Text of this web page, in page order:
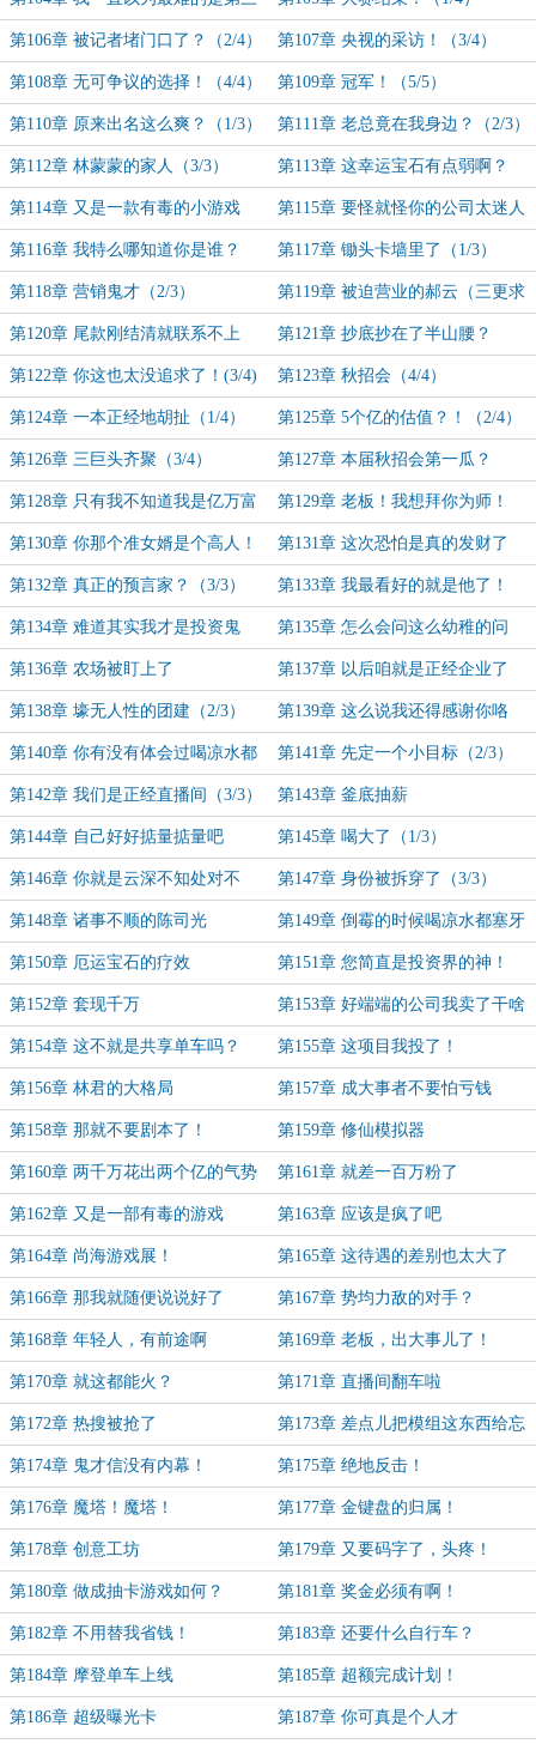
题来着
第106章 被记者堵门口了？（2/4） 第107章 央视的采访！（3/4）
第108章 无可争议的选择！（4/4） 第109章 冠军！（5/5）
第110章 原来出名这么爽？（1/3） 第111章 老总竟在我身边？（2/3）
第112章 林蒙蒙的家人（3/3） 第113章 这幸运宝石有点弱啊？
（1/4）
第114章 又是一款有毒的小游戏
（2/4）
第115章 要怪就怪你的公司太迷人
了（3/4）
第116章 我特么哪知道你是谁？
（4/4）
第117章 锄头卡墙里了（1/3）
第118章 营销鬼才（2/3） 第119章 被迫营业的郝云（三更求
月票！）
第120章 尾款刚结清就联系不上
了？（1/4）
第121章 抄底抄在了半山腰？
（2/4）
第122章 你这也太没追求了！(3/4) 第123章 秋招会（4/4）
第124章 一本正经地胡扯（1/4） 第125章 5个亿的估值？！（2/4）
第126章 三巨头齐聚（3/4） 第127章 本届秋招会第一瓜？
（4/4）
第128章 只有我不知道我是亿万富
翁？
第129章 老板！我想拜你为师！
第130章 你那个准女婿是个高人！
（1/3）
第131章 这次恐怕是真的发财了
（2/3）
第132章 真正的预言家？（3/3） 第133章 我最看好的就是他了！
第134章 难道其实我才是投资鬼
才？
第135章 怎么会问这么幼稚的问
题？
第136章 农场被盯上了 第137章 以后咱就是正经企业了
（1/3）
第138章 壕无人性的团建（2/3） 第139章 这么说我还得感谢你咯
（3/3）
第140章 你有没有体会过喝凉水都
塞牙的感觉？（1/3）
第141章 先定一个小目标（2/3）
第142章 我们是正经直播间（3/3） 第143章 釜底抽薪
第144章 自己好好掂量掂量吧 第145章 喝大了（1/3）
第146章 你就是云深不知处对不
对？（2/3）
第147章 身份被拆穿了（3/3）
第148章 诸事不顺的陈司光 第149章 倒霉的时候喝凉水都塞牙
第150章 厄运宝石的疗效 第151章 您简直是投资界的神！
第152章 套现千万 第153章 好端端的公司我卖了干啥
第154章 这不就是共享单车吗？ 第155章 这项目我投了！
第156章 林君的大格局 第157章 成大事者不要怕亏钱
第158章 那就不要剧本了！ 第159章 修仙模拟器
第160章 两千万花出两个亿的气势 第161章 就差一百万粉了
第162章 又是一部有毒的游戏 第163章 应该是疯了吧
第164章 尚海游戏展！ 第165章 这待遇的差别也太大了
第166章 那我就随便说说好了 第167章 势均力敌的对手？
第168章 年轻人，有前途啊 第169章 老板，出大事儿了！
第170章 就这都能火？ 第171章 直播间翻车啦
第172章 热搜被抢了 第173章 差点儿把模组这东西给忘
了
第174章 鬼才信没有内幕！ 第175章 绝地反击！
第176章 魔塔！魔塔！ 第177章 金键盘的归属！
第178章 创意工坊 第179章 又要码字了，头疼！
第180章 做成抽卡游戏如何？ 第181章 奖金必须有啊！
第182章 不用替我省钱！ 第183章 还要什么自行车？
第184章 摩登单车上线 第185章 超额完成计划！
第186章 超级曝光卡 第187章 你可真是个人才